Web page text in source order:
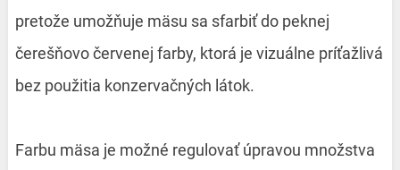
pretože umožňuje mäsu sa sfarbiť do peknej
čerešňovo červenej farby, ktorá je vizuálne príťažlivá
bez použitia konzervačných látok.
Farbu mäsa je možné regulovať úpravou množstva